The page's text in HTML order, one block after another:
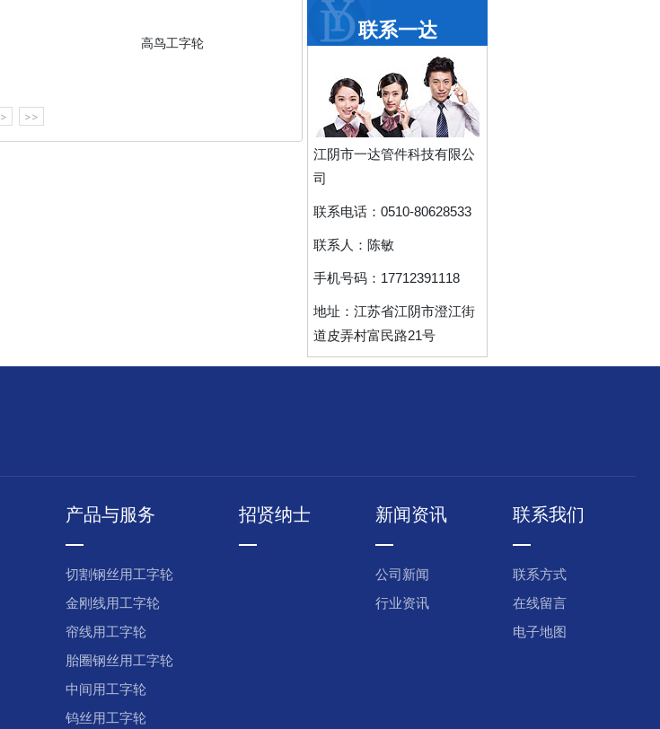
高鸟工字轮
> >>
联系一达
江阴市一达管件科技有限公
司
联系电话： 0510-80628533
联系人： 陈敏
手机号码： 17712391118
地址： 江苏省江阴市澄江街
道皮弄村富民路21号
产品与服务
切割钢丝用工字轮
金刚线用工字轮
帘线用工字轮
胎圈钢丝用工字轮
中间用工字轮
钨丝用工字轮
招贤纳士 新闻资讯
公司新闻
行业资讯
联系我们
联系方式
在线留言
电子地图